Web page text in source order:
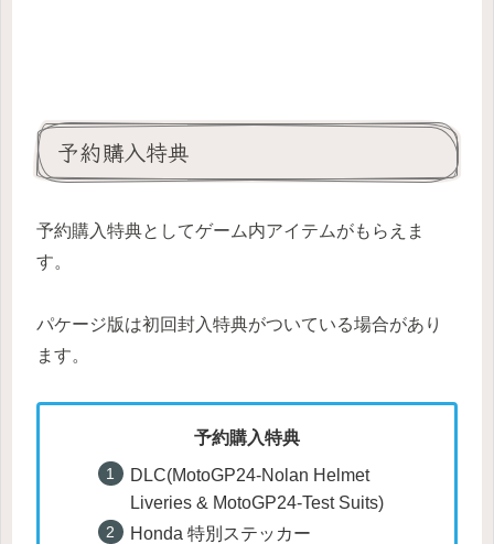
予約購入特典
予約購入特典としてゲーム内アイテムがもらえま
す。
パケージ版は初回封入特典がついている場合があり
ます。
予約購入特典
DLC(MotoGP24-Nolan Helmet
Liveries & MotoGP24-Test Suits)
Honda 特別ステッカー